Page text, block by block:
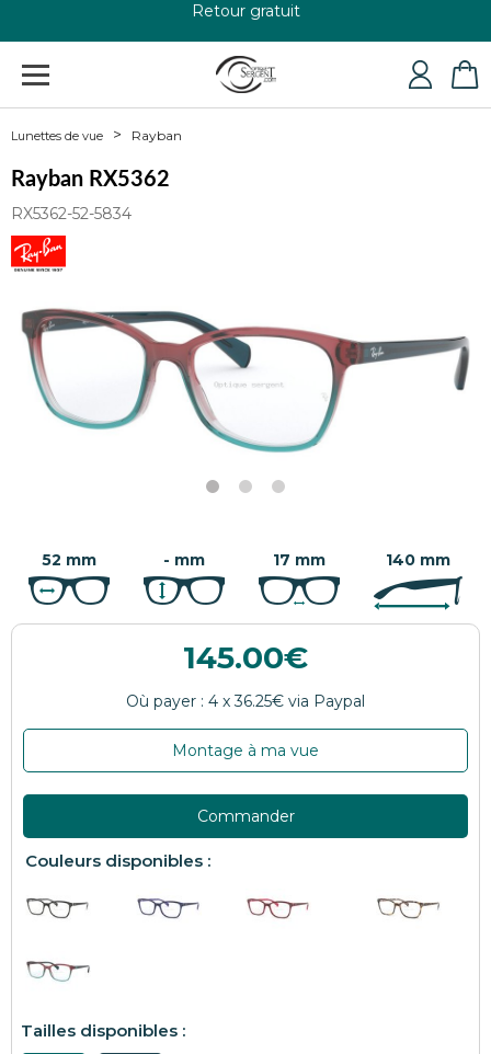
+33 4 79 24 76 84
Lunettes de vue Rayban
Rayban RX5362
RX5362-52-5834
52 mm - mm 17 mm 140 mm
145.00
Montage à ma vue
Commander